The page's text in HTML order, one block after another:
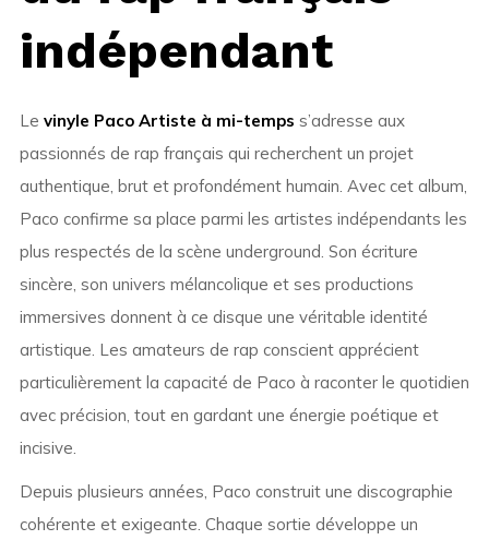
indépendant
Le vinyle Paco Artiste à mi-temps s’adresse aux
passionnés de rap français qui recherchent un projet
authentique, brut et profondément humain. Avec cet album,
Paco confirme sa place parmi les artistes indépendants les
plus respectés de la scène underground. Son écriture
sincère, son univers mélancolique et ses productions
immersives donnent à ce disque une véritable identité
artistique. Les amateurs de rap conscient apprécient
particulièrement la capacité de Paco à raconter le quotidien
avec précision, tout en gardant une énergie poétique et
incisive.
Depuis plusieurs années, Paco construit une discographie
cohérente et exigeante. Chaque sortie développe un